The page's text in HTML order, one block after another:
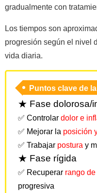
gradualmente con
Los tiempos son
progresión según el nivel
vida diaria.
Puntos clave de
★ Fase dolorosa/
✅ Controlar dolor e
✅ Mejorar la posición
✅ Trabajar postura y
★ Fase rígida
✅ Recuperar rango
progresiva